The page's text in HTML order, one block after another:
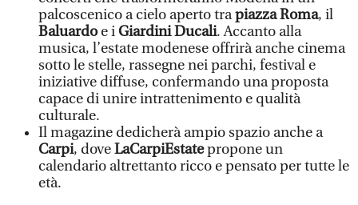
palcoscenico a cielo aperto trapiazza Roma, il
Baluardoe iGiardini Ducali. Accanto alla
musica, l’estate modenese offrirà anche cinema
sotto le stelle, rassegne nei parchi, festival e
iniziative diffuse, confermando una proposta
capace di unire intrattenimento e qualità
culturale.
Il magazine dedicherà ampio spazio anche a
Carpi, doveLaCarpiEstatepropone un
calendario altrettanto ricco e pensato per tutte le
età.